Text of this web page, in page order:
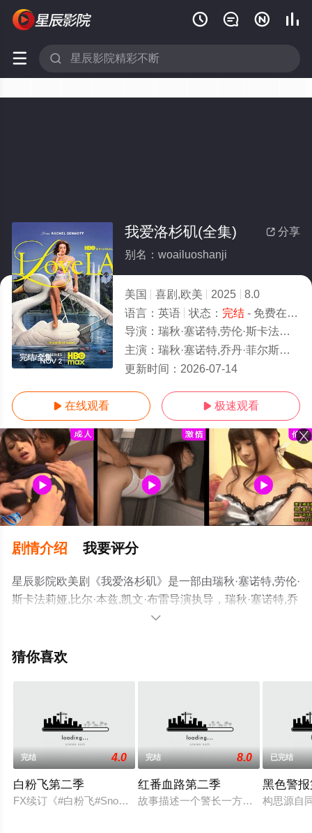
   
 
完结/全集
 分享
我爱洛杉矶(全集)
别名：woailuoshanji
美国 喜剧,欧美 2025
8.0
语言： 英语 状态： 完结- 免费在线观看
导演： 瑞秋·塞诺特,劳伦·斯卡法莉娅,比尔·本兹,凯文·布雷
主演： 瑞秋·塞诺特,乔丹·菲尔斯特曼,乔什·哈切森,敖德萨·阿德隆,特鲁·惠特克,莉顿·梅斯特,摩西·英格拉姆,劳伦·霍尔特,伊
更新时间： 2026-07-14
 在线观看  极速观看
剧情介绍 我要评分
星辰影院欧美剧《我爱洛杉矶》是一部由瑞秋·塞诺特,劳伦·
斯卡法莉娅,比尔·本兹,凯文·布雷导演执导，瑞秋·塞诺特,乔
丹·菲尔斯特曼,乔什·哈切森,敖德萨·阿德隆,特鲁·惠特克,莉
莱克威尔,乔什·布雷纳,蒂姆·巴尔茨,弗洛伊·格特瑞兹,科林·
揭晓（完结），手机免费观看高清未删减完整版电视剧全
集就上星辰电影网，热播电视剧提前免费观看，更多剧情
信息可移步至豆瓣电视剧、电视猫或剧情网等平台了解。

猜你喜欢
完结 4.0
白粉飞第二季
FX续订《#白粉飞#Snowfall》第二季，预定18年播出。
完结 8.0
红番血路第二季
故事描述一个警长一方面维护家庭的
已完结
黑色警
构思源自